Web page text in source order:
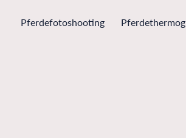
Pferdefotoshooting